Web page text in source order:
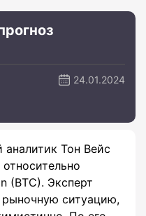
24.01.2024
Тон Вейс
(BTC). Эксперт
рыночную ситуацию,